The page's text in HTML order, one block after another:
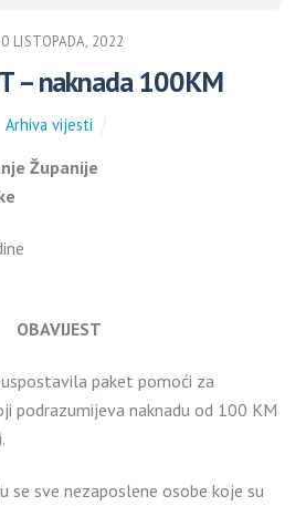
LISTOPADA, 2022
– naknada 100KM
Arhiva vijesti
Županije
godine
OBAVIJEST
paket pomoći za
podrazumijeva naknadu od 100 KM
nezaposlene osobe koje su